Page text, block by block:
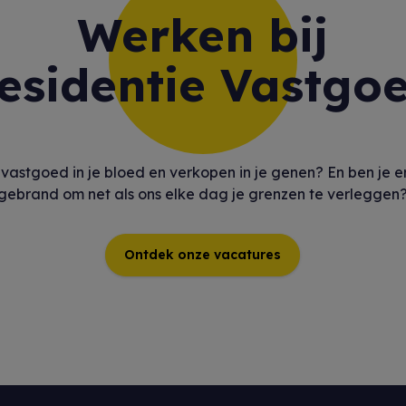
Werken bij
in je bloed en verkopen in je genen? En ben je
om net als ons elke dag je grenzen te verleggen?
Ontdek onze vacatures